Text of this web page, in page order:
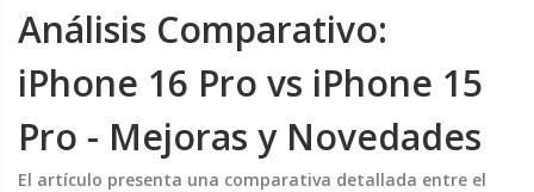
Análisis Comparativo:
iPhone 16 Pro vs iPhone 15
Pro - Mejoras y Novedades
El artículo presenta una comparativa detallada entre el